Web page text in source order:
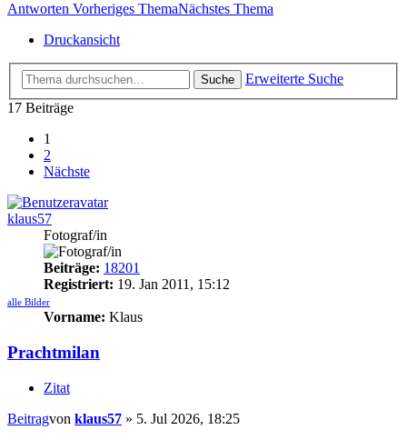
Antworten Vorheriges ThemaNächstes Thema
Druckansicht
Suche
Erweiterte Suche
17 Beiträge
1
2
Nächste
klaus57
Fotograf/in
Beiträge: 18201
Registriert: 19. Jan 2011, 15:12
alle Bilder
Vorname: Klaus
Prachtmilan
Zitat
Beitragvon klaus57 » 5. Jul 2026, 18:25